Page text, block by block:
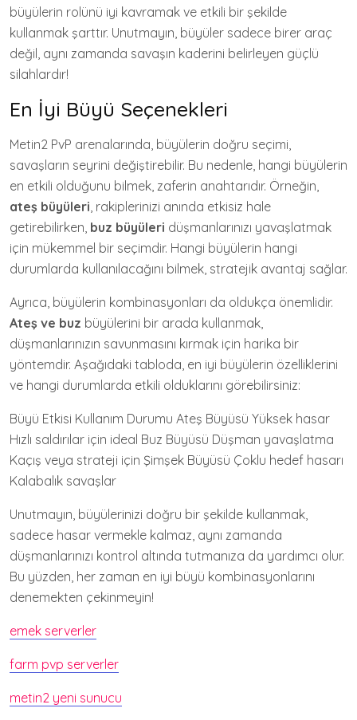
büyülerin rolünü iyi kavramak ve etkili bir şekilde
kullanmak şarttır. Unutmayın, büyüler sadece birer araç
değil, aynı zamanda savaşın kaderini belirleyen güçlü
silahlardır!
En İyi Büyü Seçenekleri
Metin2 PvP arenalarında, büyülerin doğru seçimi,
savaşların seyrini değiştirebilir. Bu nedenle, hangi büyülerin
en etkili olduğunu bilmek, zaferin anahtarıdır. Örneğin,
ateş büyüleri, rakiplerinizi anında etkisiz hale
getirebilirken, buz büyüleri düşmanlarınızı yavaşlatmak
için mükemmel bir seçimdir. Hangi büyülerin hangi
durumlarda kullanılacağını bilmek, stratejik avantaj sağlar.
Ayrıca, büyülerin kombinasyonları da oldukça önemlidir.
Ateş ve buz büyülerini bir arada kullanmak,
düşmanlarınızın savunmasını kırmak için harika bir
yöntemdir. Aşağıdaki tabloda, en iyi büyülerin özelliklerini
ve hangi durumlarda etkili olduklarını görebilirsiniz:
Büyü Etkisi Kullanım Durumu Ateş Büyüsü Yüksek hasar
Hızlı saldırılar için ideal Buz Büyüsü Düşman yavaşlatma
Kaçış veya strateji için Şimşek Büyüsü Çoklu hedef hasarı
Kalabalık savaşlar
Unutmayın, büyülerinizi doğru bir şekilde kullanmak,
sadece hasar vermekle kalmaz, aynı zamanda
düşmanlarınızı kontrol altında tutmanıza da yardımcı olur.
Bu yüzden, her zaman en iyi büyü kombinasyonlarını
denemekten çekinmeyin!
emek serverler
farm pvp serverler
metin2 yeni sunucu